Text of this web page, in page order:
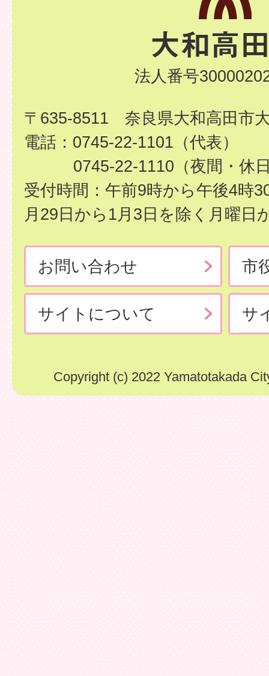
法人番号
〒635-8511 奈良県大和高田市
電話：0745-22-1101（代表）
0745-22-1110（夜間・休
受付時間：午前9時から午後4時
月29日から1月3日を除く月曜日
お問い合わせ 市
サイトについて サ
Copyright (c) 2022 Yamatotakada